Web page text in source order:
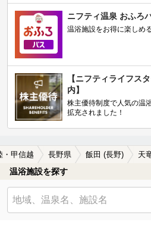
ニフティ温泉 おふろ
温浴施設をお得に楽しめ
【ニフティライフス
内】
株主優待制度で人気の温
拡充されました！
・甲信越 長野県 飯田 (長野) 天
温浴施設を探す